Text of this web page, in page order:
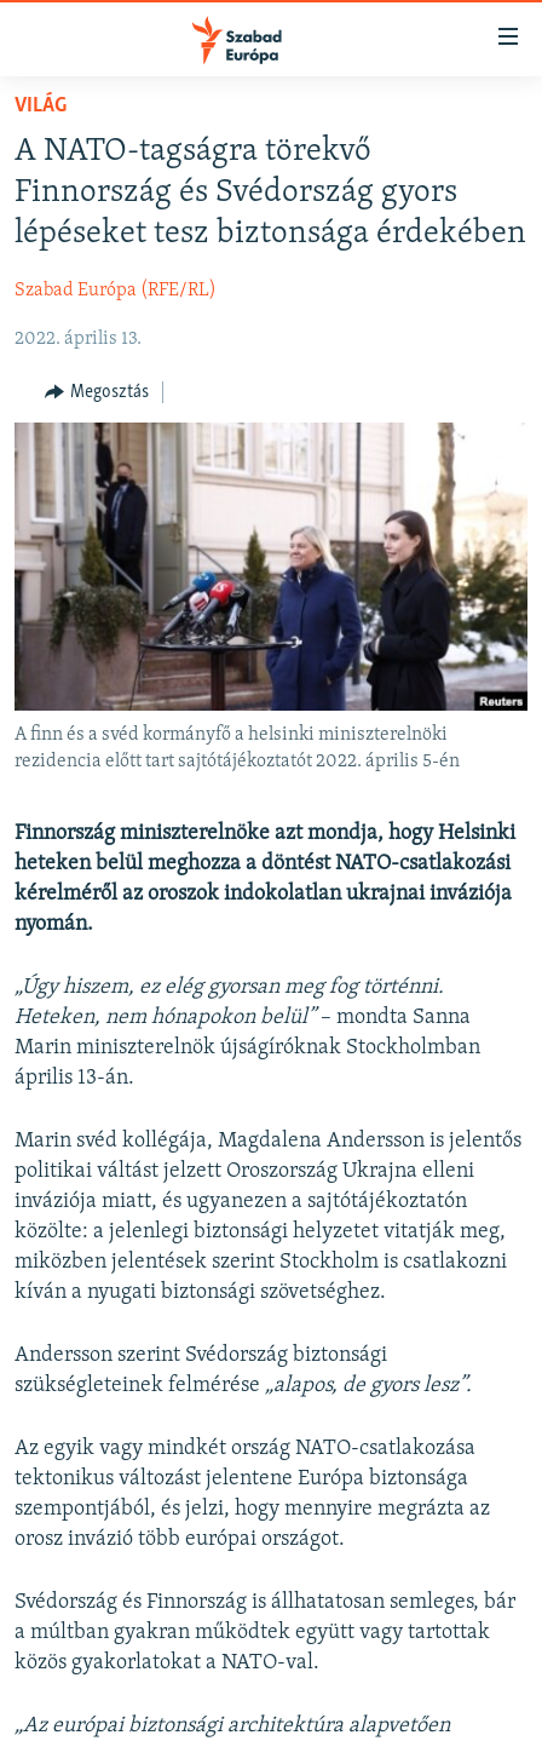
Akadálymentes
Ugrás
fő
oldalra
Ugrás
tartalomjegyzékre
PODCASTOK
ELEMZŐ
NER15
SZABADON
TÁRSADALOM
DEMOKRÁCIA
A PÉNZ NYOMÁBAN
EURÓPAI UNIÓ
VILÁG
KLÍMAVÁLTOZÁS
A MÚLT TANULSÁGAI
KÖVESSEN MINKET!
Valamennyi RFE/RL weboldal
VILÁG
A NATO-tagságra törekvő
Finnország és Svédország gyors
lépéseket tesz biztonsága érdekében
Szabad Európa (RFE/RL)
2022. április 13.
Megosztás
A finn és a svéd kormányfő a helsinki miniszterelnöki
rezidencia előtt tart sajtótájékoztatót 2022. április 5-én
Finnország miniszterelnöke azt mondja, hogy Helsinki
heteken belül meghozza a döntést NATO-csatlakozási
kérelméről az oroszok indokolatlan ukrajnai inváziója
nyomán.
„Úgy hiszem, ez elég gyorsan meg fog történni.
Heteken, nem hónapokon belül”– mondta Sanna
Marin miniszterelnök újságíróknak Stockholmban
április 13-án.
Marin svéd kollégája, Magdalena Andersson is jelentős
politikai váltást jelzett Oroszország Ukrajna elleni
inváziója miatt, és ugyanezen a sajtótájékoztatón
közölte: a jelenlegi biztonsági helyzetet vitatják meg,
miközben jelentések szerint Stockholm is csatlakozni
kíván a nyugati biztonsági szövetséghez.
Andersson szerint Svédország biztonsági
szükségleteinek felmérése „alapos, de gyors lesz”.
Az egyik vagy mindkét ország NATO-csatlakozása
tektonikus változást jelentene Európa biztonsága
szempontjából, és jelzi, hogy mennyire megrázta az
orosz invázió több európai országot.
Svédország és Finnország is állhatatosan semleges, bár
a múltban gyakran működtek együtt vagy tartottak
közös gyakorlatokat a NATO-val.
„Az európai biztonsági architektúra alapvetően
FELIRATKOZÁS
Spotify